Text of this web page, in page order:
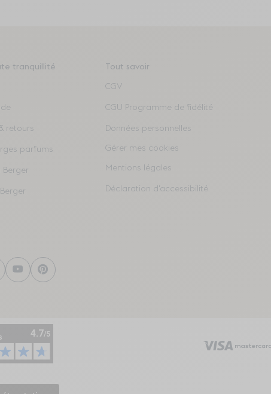
tranquillité
retours
parfums
Berger
Tout savoir
CGV
CGU Programme de fidélité
Données personnelles
Gérer mes cookies
Mentions légales
Déclaration d'accessibilité
Facebook
YouTubePinterest